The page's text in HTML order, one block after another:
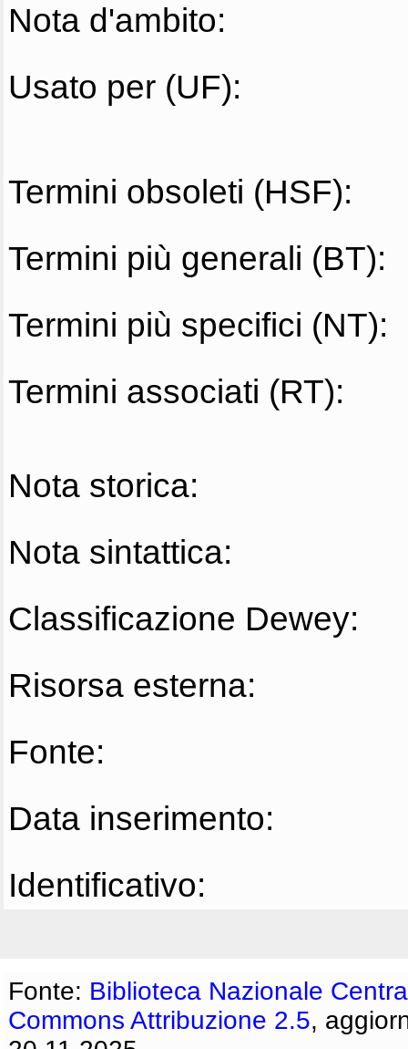
Nota d'ambito:
Usato per (UF):
Termini obsoleti (HSF):
Termini più generali (BT):
Termini più specifici (NT):
Termini associati (RT):
Nota storica:
Nota sintattica:
Classificazione Dewey:
Risorsa esterna:
Fonte:
Data inserimento:
Identificativo:
Fonte: Biblioteca Nazionale
Commons Attribuzione 2.5,